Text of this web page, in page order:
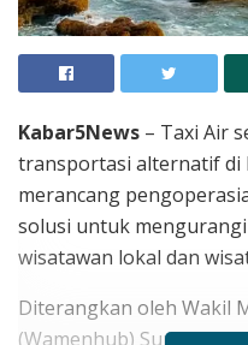
Kabar5News – Taxi Air
transportasi alternatif di
merancang
solusi untuk
wisatawan lokal dan
Diterangkan oleh Wakil
(Wamenhub) Suntana